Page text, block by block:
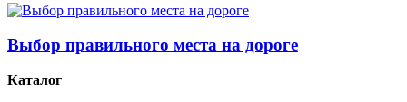
Выбор правильного места на дороге
Каталог